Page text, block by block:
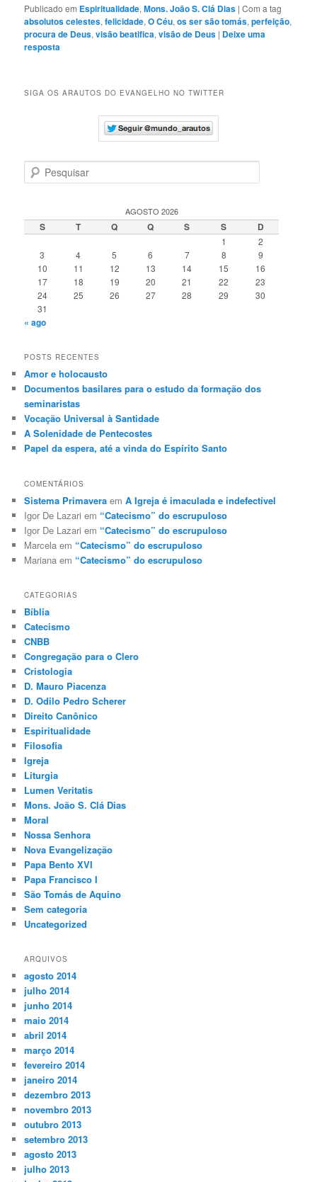
Publicado em Espiritualidade,Mons. João S. Clá Dias |Com a tag
absolutos celestes,felicidade,O Céu,os ser são tomás,perfeição,
procura de Deus,visão beatifica,visão de Deus | Deixe uma
resposta
SIGA OS ARAUTOS DO EVANGELHO NO TWITTER
e
u
i
AGOSTO 2026
S T Q Q S S D
1
2
3
4 5 6 7 8
9
10
11 12 13 14 15
16
17
18 19 20 21 22
23
24
25 26 27 28 29
30
31
« ago
POSTS RECENTES
Amor e holocausto
Documentos basilares para o estudo da formação dos
seminaristas
Vocação Universal à Santidade
A Solenidade de Pentecostes
Papel da espera, até a vinda do Espírito Santo
COMENTÁRIOS
Sistema Primavera emA Igreja é imaculada e indefectível
Igor De Lazari em “Catecismo” do escrupuloso
Igor De Lazari em “Catecismo” do escrupuloso
Marcela em “Catecismo” do escrupuloso
Mariana em “Catecismo” do escrupuloso
CATEGORIAS
Bíblia
Catecismo
CNBB
Congregação para o Clero
Cristologia
D. Mauro Piacenza
D. Odilo Pedro Scherer
Direito Canônico
Espiritualidade
Filosofia
Igreja
Liturgia
Lumen Veritatis
Mons. João S. Clá Dias
Moral
Nossa Senhora
Nova Evangelização
Papa Bento XVI
Papa Francisco I
São Tomás de Aquino
Sem categoria
Uncategorized
ARQUIVOS
agosto 2014
julho 2014
junho 2014
maio 2014
abril 2014
março 2014
fevereiro 2014
janeiro 2014
dezembro 2013
novembro 2013
outubro 2013
setembro 2013
agosto 2013
julho 2013